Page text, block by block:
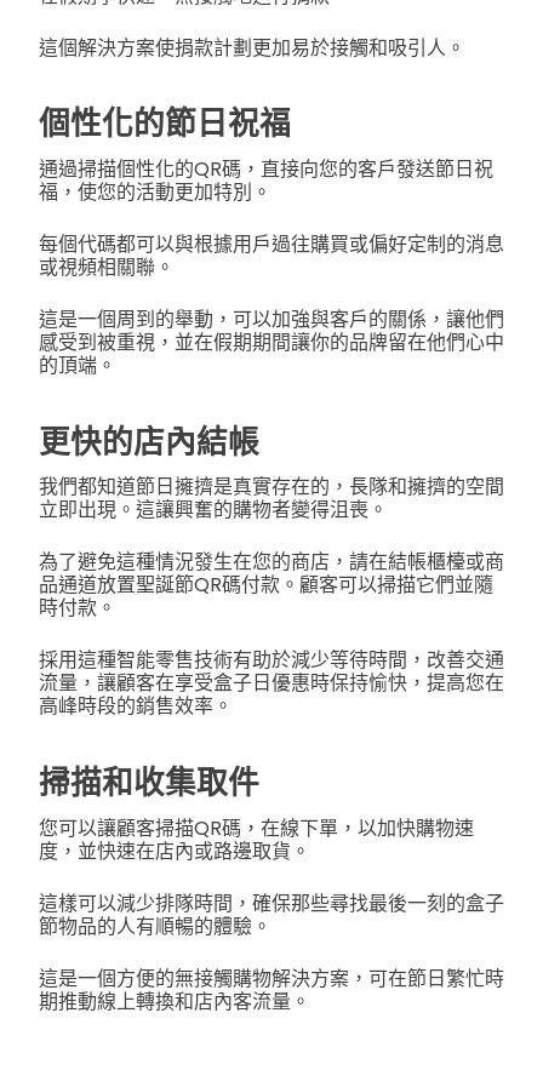
這個解決方案使捐款計劃更加易於接觸和吸引人。
個性化的節日祝福
通過掃描個性化的QR碼，直接向您的客戶發送節日祝
福，使您的活動更加特別。
每個代碼都可以與根據用戶過往購買或偏好定制的消息
或視頻相關聯。
這是一個周到的舉動，可以加強與客戶的關係，讓他們
感受到被重視，並在假期期間讓你的品牌留在他們心中
的頂端。
更快的店內結帳
我們都知道節日擁擠是真實存在的，長隊和擁擠的空間
立即出現。這讓興奮的購物者變得沮喪。
為了避免這種情況發生在您的商店，請在結帳櫃檯或商
品通道放置聖誕節QR碼付款。顧客可以掃描它們並隨
時付款。
採用這種智能零售技術有助於減少等待時間，改善交通
流量，讓顧客在享受盒子日優惠時保持愉快，提高您在
高峰時段的銷售效率。
掃描和收集取件
您可以讓顧客掃描QR碼，在線下單，以加快購物速
度，並快速在店內或路邊取貨。
這樣可以減少排隊時間，確保那些尋找最後一刻的盒子
節物品的人有順暢的體驗。
這是一個方便的無接觸購物解決方案，可在節日繁忙時
期推動線上轉換和店內客流量。